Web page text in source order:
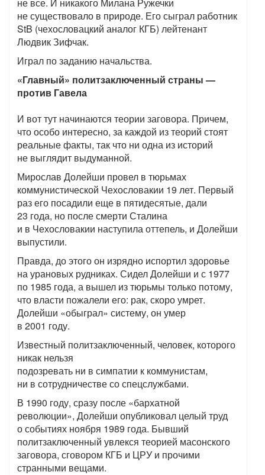
не существовало в природе. Его сыграл работник
StB (чехословацкий аналог КГБ) лейтенант
Людвик Зифчак.
Играл по заданию начальства.
«Главный» политзаключенный страны —
против Гавела
И вот тут начинаются теории заговора. Причем,
что особо интересно, за каждой из теорий стоят
реальные факты, так что ни одна из историй
не выглядит выдуманной.
Мирослав Долейши провел в тюрьмах
коммунистической Чехословакии 19 лет. Первый
раз его посадили еще в пятидесятые, дали
23 года, но после смерти Сталина
и в Чехословакии наступила оттепель, и Долейши
выпустили.
Правда, до этого он изрядно испортил здоровье
на урановых рудниках. Сидел Долейши и с 1977
по 1985 года, а вышел из тюрьмы только потому,
что власти пожалели его: рак, скоро умрет.
Долейши «обыграл» систему, он умер
в 2001 году.
Известный политзаключенный, человек, которого
никак нельзя
подозревать ни в симпатии к коммунистам,
ни в сотрудничестве со спецслужбами.
В 1990 году, сразу после «бархатной
революции», Долейши опубликовал целый труд
о событиях ноября 1989 года. Бывший
политзаключенный увлекся теорией масонского
заговора, сговором КГБ и ЦРУ и прочими
странными вещами.